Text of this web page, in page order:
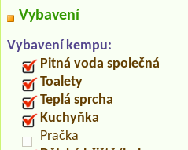
Vybavení
Vybavení kempu:
Pitná voda společná
Toalety
Teplá sprcha
Kuchyňka
Pračka